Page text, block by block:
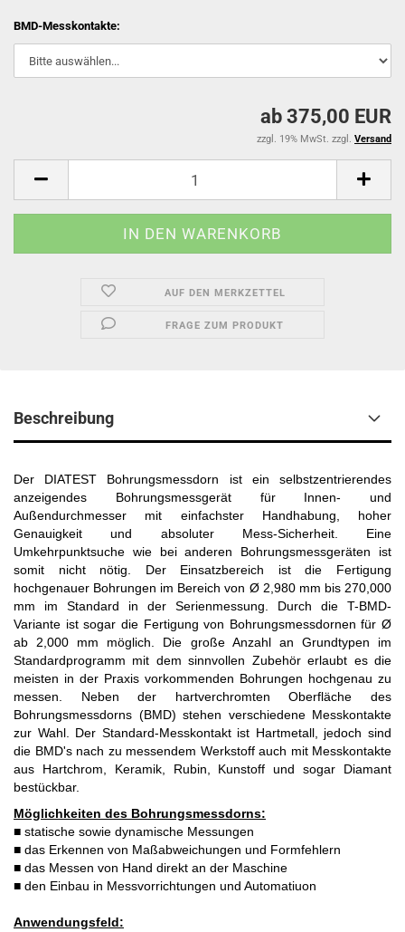
BMD-Messkontakte:
ab 375,00 EUR
zzgl. 19% MwSt. zzgl. Versand
AUF DEN MERKZETTEL
FRAGE ZUM PRODUKT
Beschreibung
Der DIATEST Bohrungsmessdorn ist ein selbstzentrierendes
anzeigendes Bohrungsmessgerät für Innen- und
Außendurchmesser mit einfachster Handhabung, hoher
Genauigkeit und absoluter Mess-Sicherheit. Eine
Umkehrpunktsuche wie bei anderen Bohrungsmessgeräten ist
somit nicht nötig. Der Einsatzbereich ist die Fertigung
hochgenauer Bohrungen im Bereich von Ø 2,980 mm bis 270,000
mm im Standard in der Serienmessung. Durch die T-BMD-
Variante ist sogar die Fertigung von Bohrungsmessdornen für Ø
ab 2,000 mm möglich. Die große Anzahl an Grundtypen im
Standardprogramm mit dem sinnvollen Zubehör erlaubt es die
meisten in der Praxis vorkommenden Bohrungen hochgenau zu
messen. Neben der hartverchromten Oberfläche des
Bohrungsmessdorns (BMD) stehen verschiedene Messkontakte
zur Wahl. Der Standard-Messkontakt ist Hartmetall, jedoch sind
die BMD's nach zu messendem Werkstoff auch mit Messkontakte
aus Hartchrom, Keramik, Rubin, Kunstoff und sogar Diamant
bestückbar.
Möglichkeiten des Bohrungsmessdorns:
■ statische sowie dynamische Messungen
■ das Erkennen von Maßabweichungen und Formfehlern
■ das Messen von Hand direkt an der Maschine
■ den Einbau in Messvorrichtungen und Automatiuon
Anwendungsfeld: